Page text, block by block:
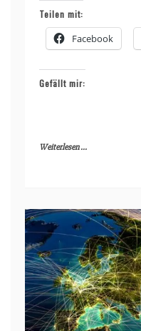
Teilen mit:
Facebook
Gefällt mir:
Weiterlesen ...